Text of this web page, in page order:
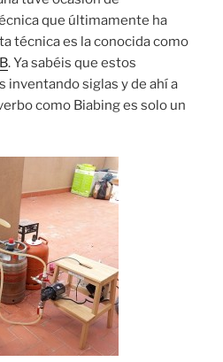
que últimamente ha
técnica es la conocida como
. Ya sabéis que estos
inventando siglas y de ahí a
como Biabing es solo un